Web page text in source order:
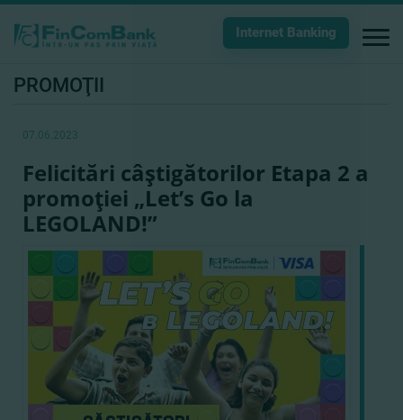
Internet Banking
PROMOŢII
07.06.2023
Felicitări câştigătorilor Etapa 2 a
promoţiei „Let’s Go la
LEGOLAND!”